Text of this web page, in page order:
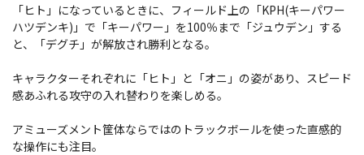
「ヒト」になっているときに、フィールド上の「KPH(キーパワー
ハツデンキ)」で「キーパワー」を100％まで「ジュウデン」する
と、「デグチ」が解放され勝利となる。
キャラクターそれぞれに「ヒト」と「オニ」の姿があり、スピード
感あふれる攻守の入れ替わりを楽しめる。
アミューズメント筐体ならではのトラックボールを使った直感的
な操作にも注目。